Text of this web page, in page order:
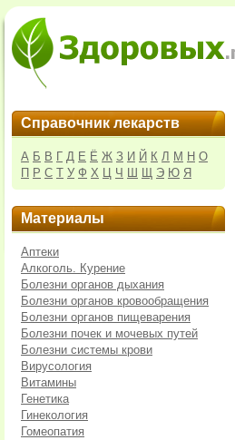
Справочник лекарств
А Б В Г Д Е Ё Ж З И Й К Л М Н О
П Р С Т У Ф Х Ц Ч Ш Щ Э Ю Я
Материалы
Аптеки
Алкоголь. Курение
Болезни органов дыхания
Болезни органов кровообращения
Болезни органов пищеварения
Болезни почек и мочевых путей
Болезни системы крови
Вирусология
Витамины
Генетика
Гинекология
Гомеопатия